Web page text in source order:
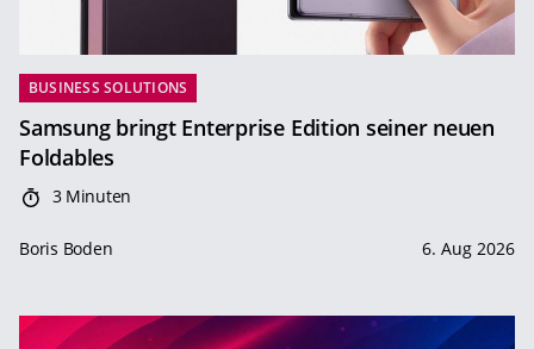
BUSINESS SOLUTIONS
Samsung bringt Enterprise Edition seiner neuen
Foldables
3 Minuten
Boris Boden 6. Aug 2026